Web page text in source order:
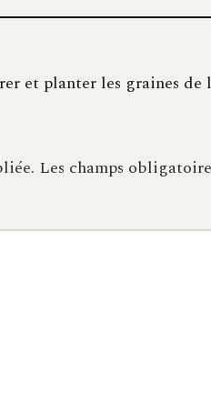
et planter les graines de
Les champs